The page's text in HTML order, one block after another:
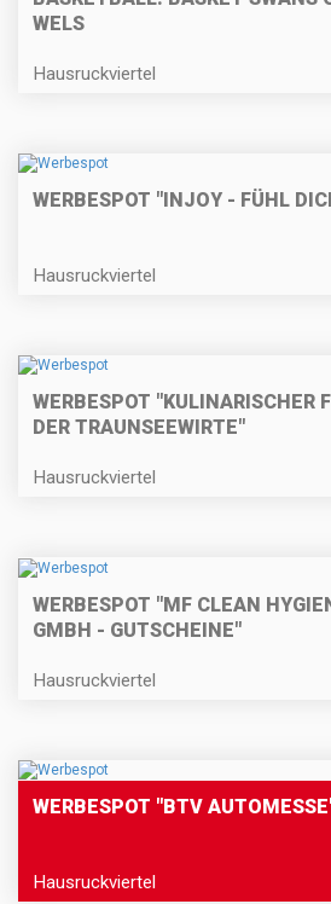
WELS
Hausruckviertel
WERBESPOT "INJOY - FÜHL
Hausruckviertel
WERBESPOT "KULINARISCHER
DER TRAUNSEEWIRTE"
Hausruckviertel
WERBESPOT "MF CLEAN
GMBH - GUTSCHEINE"
Hausruckviertel
WERBESPOT "BTV
Hausruckviertel